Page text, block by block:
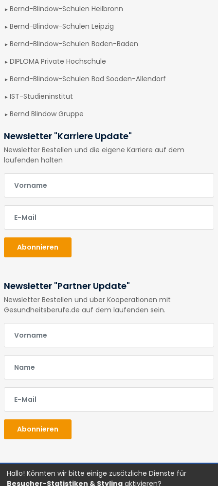
Bernd-Blindow-Schulen Heilbronn
Bernd-Blindow-Schulen Leipzig
Bernd-Blindow-Schulen Baden-Baden
DIPLOMA Private Hochschule
Bernd-Blindow-Schulen Bad Sooden-Allendorf
IST-Studieninstitut
Bernd Blindow Gruppe
Newsletter "Karriere Update"
Newsletter Bestellen und die eigene Karriere auf dem
laufenden halten
Abonnieren
Newsletter "Partner Update"
Newsletter Bestellen und über Kooperationen mit
Gesundheitsberufe.de auf dem laufenden sein.
Abonnieren
Glossar Impressum Datenschutz AGBs
Hallo! Könnten wir bitte einige zusätzliche Dienste für
Besucher-Statistiken & Styling aktivieren?